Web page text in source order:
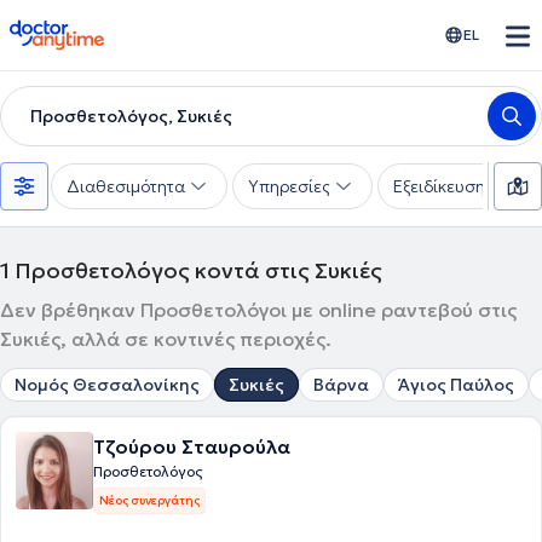
doctoranytime EL
Προσθετολόγος, Συκιές
Διαθεσιμότητα Υπηρεσίες Εξειδίκευση
1 Προσθετολόγος κοντά στις Συκιές
Δεν βρέθηκαν Προσθετολόγοι με online ραντεβού στις
Συκιές, αλλά σε κοντινές περιοχές.
Νομός Θεσσαλονίκης Συκιές Βάρνα Άγιος Παύλος
Τζούρου Σταυρούλα
Προσθετολόγος
Νέος συνεργάτης